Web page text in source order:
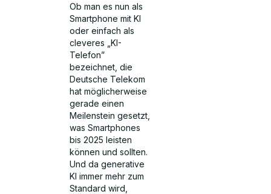
Ob man es nun als
Smartphone mit KI
oder einfach als
cleveres „KI-
Telefon”
bezeichnet, die
Deutsche Telekom
hat möglicherweise
gerade einen
Meilenstein gesetzt,
was Smartphones
bis 2025 leisten
können und sollten.
Und da generative
KI immer mehr zum
Standard wird,